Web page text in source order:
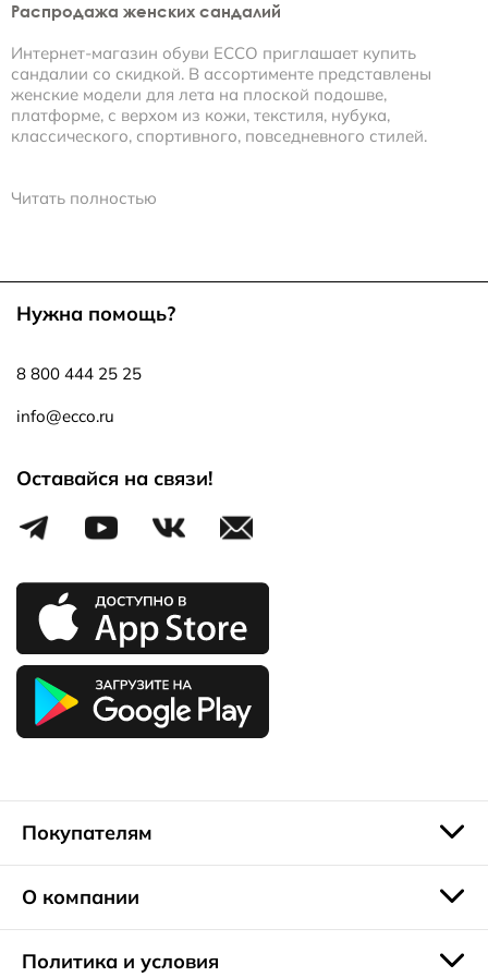
Распродажа женских сандалий
Интернет-магазин обуви ECCO приглашает купить
сандалии со скидкой. В ассортименте представлены
женские модели для лета на плоской подошве,
платформе, с верхом из кожи, текстиля, нубука,
классического, спортивного, повседневного стилей.
модели можно приобрести весьма недорого, но это никак
• анатомическая форма колодки;
• исполнение из натуральных материалов;
способствующая идеальной подгонке по полноте стопы,
классический ремешок;
• дышащие, адсорбирующие излишнюю влагу стельки;
• гибкая подошва с амортизирующим эффектом.
Мы предлагаем купить сандалии со скидкой, дизайн
которых остается актуальным вне зависимости от веяний
их можно и с офисной одеждой;
• BOUILLON SANDAL, на молнии;
• MARSEILLE – c Т-образным ремешком.
Распродажа сандалий – прекрасный повод пополнить
летний обувной гардероб практичной, модной и
качественной обувью.
Читать полностью
Нужна помощь?
8 800 444 25 25
info@ecco.ru
Оставайся на связи!
Покупателям
О компании
Политика и условия